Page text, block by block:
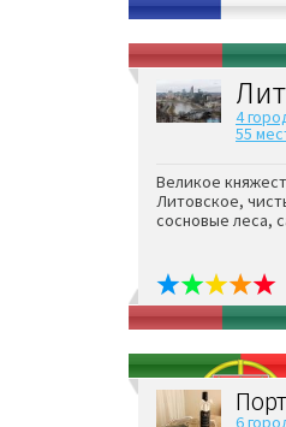
4
55
Великое
Литовское,
сосновые леса,
6